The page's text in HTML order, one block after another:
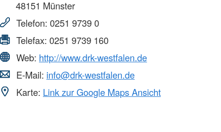
48151 Münster
Telefon: 0251 9739 0
Telefax: 0251 9739 160
Web: http://www.drk-westfalen.de
E-Mail: info@drk-westfalen.de
Karte: Link zur Google Maps Ansicht